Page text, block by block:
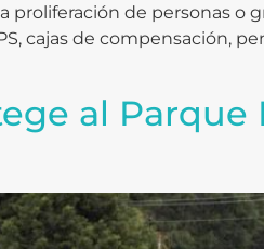
proliferación de personas o
cajas de compensación,
al Parque